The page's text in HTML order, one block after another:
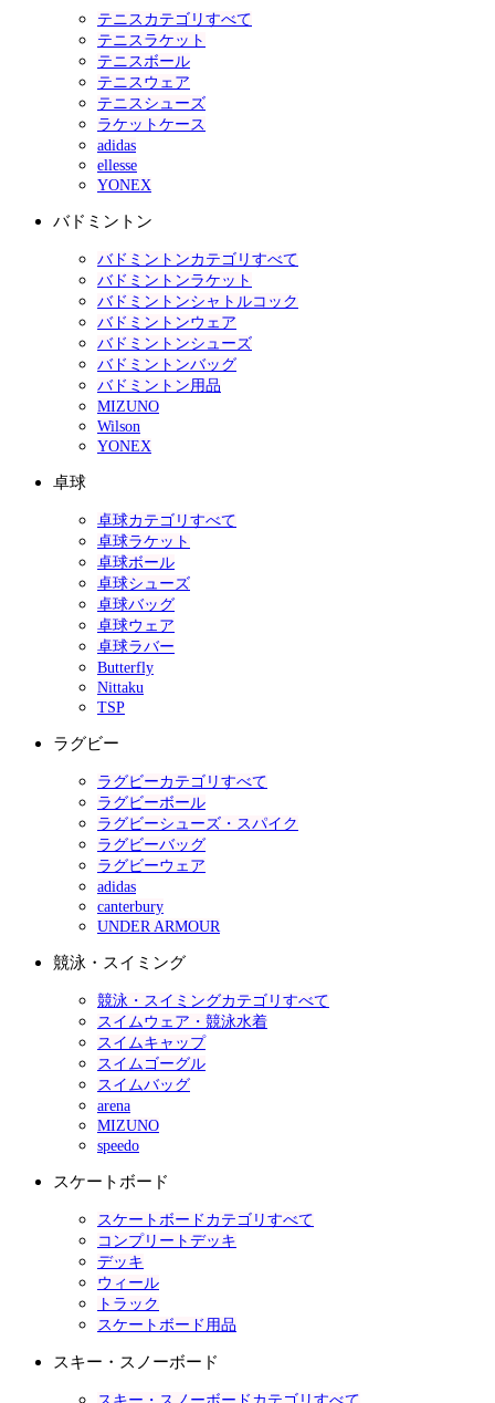
テニスカテゴリすべて
テニスラケット
テニスボール
テニスウェア
テニスシューズ
ラケットケース
adidas
ellesse
YONEX
バドミントン
バドミントンカテゴリすべて
バドミントンラケット
バドミントンシャトルコック
バドミントンウェア
バドミントンシューズ
バドミントンバッグ
バドミントン用品
MIZUNO
Wilson
YONEX
卓球
卓球カテゴリすべて
卓球ラケット
卓球ボール
卓球シューズ
卓球バッグ
卓球ウェア
卓球ラバー
Butterfly
Nittaku
TSP
ラグビー
ラグビーカテゴリすべて
ラグビーボール
ラグビーシューズ・スパイク
ラグビーバッグ
ラグビーウェア
adidas
canterbury
UNDER ARMOUR
競泳・スイミング
競泳・スイミングカテゴリすべて
スイムウェア・競泳水着
スイムキャップ
スイムゴーグル
スイムバッグ
arena
MIZUNO
speedo
スケートボード
スケートボードカテゴリすべて
コンプリートデッキ
デッキ
ウィール
トラック
スケートボード用品
スキー・スノーボード